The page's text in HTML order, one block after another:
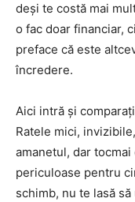
deși te costă mai
o fac doar financiar,
preface că este
încredere.
Aici intră și
Ratele mici,
amanetul, dar
periculoase pentru
schimb, nu te lasă